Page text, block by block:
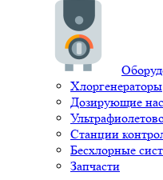
Хлоргенераторы
Дозирующие
Станции
Бесхлорные
Запчасти